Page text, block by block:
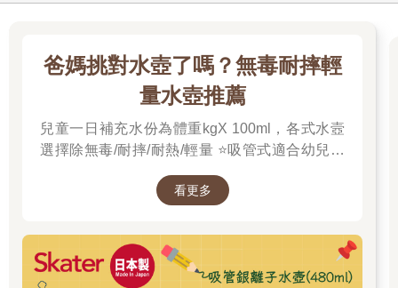
爸媽挑對水壺了嗎？無毒耐摔輕
量水壺推薦
兒童一日補充水份為體重kgX 100ml，各式水壼
選擇除無毒/耐摔/耐熱/輕量 ⭐️吸管式適合幼兒以
接飲用 ⭐️銀離子抗菌避免口水殘留發臭，保溫則
季！爸媽好輕鬆，教你一站購足！文具、書包、
書套參展品全面5折起！👉文具滿777送80元電
子禮券 ，滿1200再享金幣4%回饋！
看更多